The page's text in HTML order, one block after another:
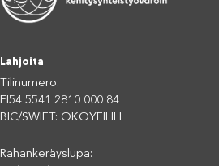
Lahjoita
Tilinumero:
FI54 5541 2810 000 84
BIC/SWIFT: OKOYFIHH
Rahankeräyslupa: